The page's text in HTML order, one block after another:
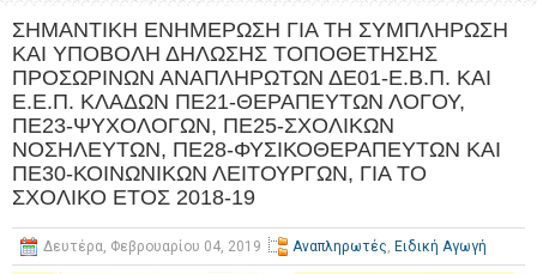
ΣΗΜΑΝΤΙΚΗ ΕΝΗΜΕΡΩΣΗ ΓΙΑ TH ΣΥΜΠΛΗΡΩΣΗ
ΚΑΙ ΥΠΟΒΟΛΗ ΔΗΛΩΣΗΣ ΤΟΠΟΘΕΤΗΣΗΣ
ΠΡΟΣΩΡΙΝΩΝ ΑΝΑΠΛΗΡΩΤΩΝ ΔΕ01-Ε.Β.Π. ΚΑΙ
Ε.Ε.Π. ΚΛΑΔΩΝ ΠΕ21-ΘΕΡΑΠΕΥΤΩΝ ΛΟΓΟΥ,
ΠΕ23-ΨΥΧΟΛΟΓΩΝ, ΠΕ25-ΣΧΟΛΙΚΩΝ
ΝΟΣΗΛΕΥΤΩΝ, ΠΕ28-ΦΥΣΙΚΟΘΕΡΑΠΕΥΤΩΝ ΚΑΙ
ΠΕ30-ΚΟΙΝΩΝΙΚΩΝ ΛΕΙΤΟΥΡΓΩΝ, ΓΙΑ ΤΟ
ΣΧΟΛΙΚΟ ΕΤΟΣ 2018-19
Δευτέρα, Φεβρουαρίου 04, 2019 Αναπληρωτές, Ειδική Αγωγή